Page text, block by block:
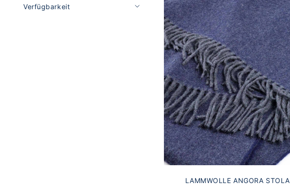
Verfügbarkeit
LAMMWOLLE ANGORA STOLA